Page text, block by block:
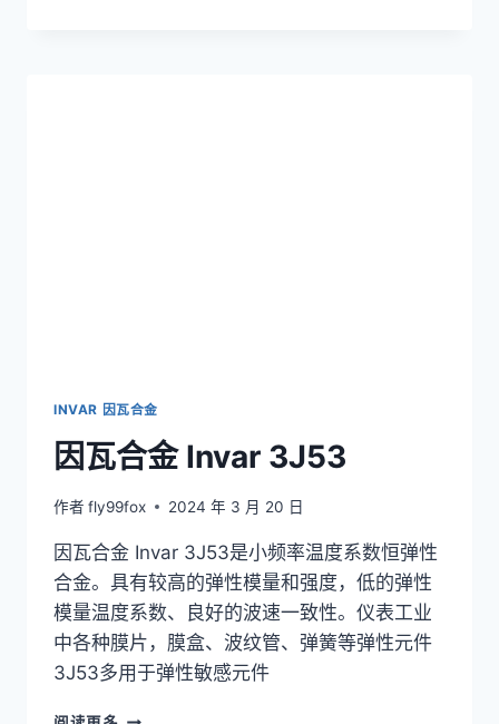
INVAR 因瓦合金
因瓦合金 Invar 3J53
作者 fly99fox 2024 年 3 月 20 日
因瓦合金 Invar 3J53是小频率温度系数恒弹性
合金。具有较高的弹性模量和强度，低的弹性
模量温度系数、良好的波速一致性。仪表工业
中各种膜片，膜盒、波纹管、弹簧等弹性元件
3J53多用于弹性敏感元件
因